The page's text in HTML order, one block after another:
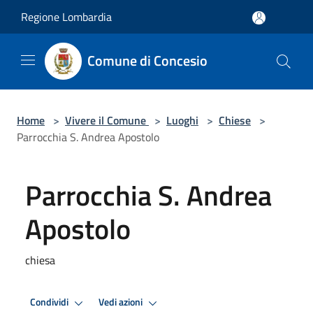
Regione Lombardia
Comune di Concesio
Home > Vivere il Comune > Luoghi > Chiese >
Parrocchia S. Andrea Apostolo
Parrocchia S. Andrea
Apostolo
chiesa
Condividi Vedi azioni